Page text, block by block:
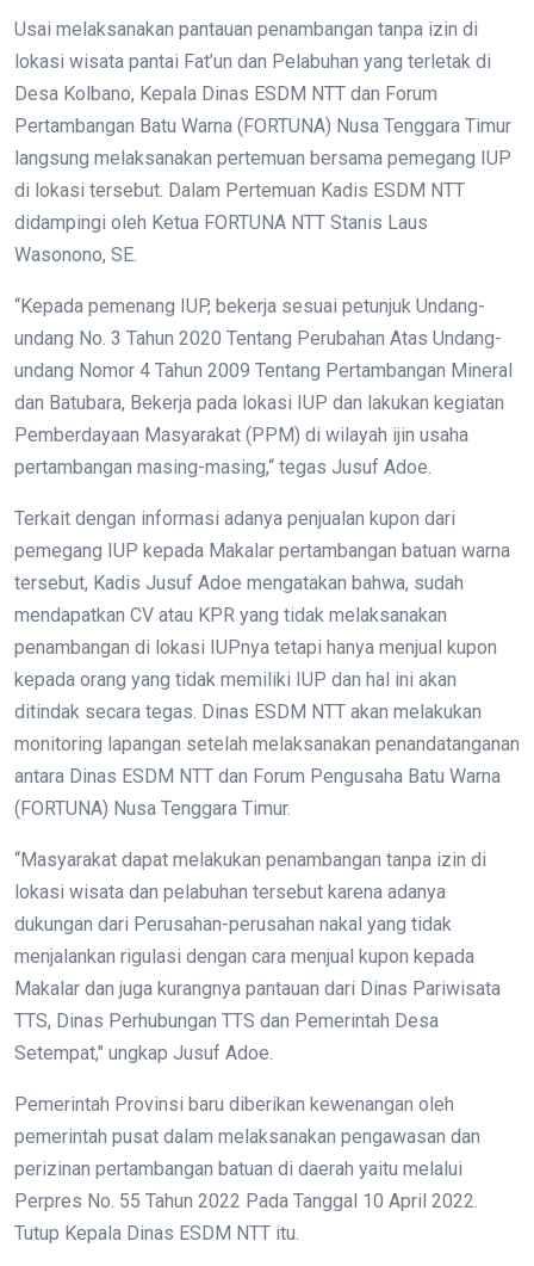
Usai melaksanakan pantauan penambangan tanpa izin di
lokasi wisata pantai Fat’un dan Pelabuhan yang terletak di
Desa Kolbano, Kepala Dinas ESDM NTT dan Forum
Pertambangan Batu Warna (FORTUNA) Nusa Tenggara Timur
langsung melaksanakan pertemuan bersama pemegang IUP
di lokasi tersebut. Dalam Pertemuan Kadis ESDM NTT
didampingi oleh Ketua FORTUNA NTT Stanis Laus
Wasonono, SE.
“Kepada pemenang IUP, bekerja sesuai petunjuk Undang-
undang No. 3 Tahun 2020 Tentang Perubahan Atas Undang-
undang Nomor 4 Tahun 2009 Tentang Pertambangan Mineral
dan Batubara, Bekerja pada lokasi IUP dan lakukan kegiatan
Pemberdayaan Masyarakat (PPM) di wilayah ijin usaha
pertambangan masing-masing,“ tegas Jusuf Adoe.
Terkait dengan informasi adanya penjualan kupon dari
pemegang IUP kepada Makalar pertambangan batuan warna
tersebut, Kadis Jusuf Adoe mengatakan bahwa, sudah
mendapatkan CV atau KPR yang tidak melaksanakan
penambangan di lokasi IUPnya tetapi hanya menjual kupon
kepada orang yang tidak memiliki IUP dan hal ini akan
ditindak secara tegas. Dinas ESDM NTT akan melakukan
monitoring lapangan setelah melaksanakan penandatanganan
antara Dinas ESDM NTT dan Forum Pengusaha Batu Warna
(FORTUNA) Nusa Tenggara Timur.
“Masyarakat dapat melakukan penambangan tanpa izin di
lokasi wisata dan pelabuhan tersebut karena adanya
dukungan dari Perusahan-perusahan nakal yang tidak
menjalankan rigulasi dengan cara menjual kupon kepada
Makalar dan juga kurangnya pantauan dari Dinas Pariwisata
TTS, Dinas Perhubungan TTS dan Pemerintah Desa
Setempat," ungkap Jusuf Adoe.
Pemerintah Provinsi baru diberikan kewenangan oleh
pemerintah pusat dalam melaksanakan pengawasan dan
perizinan pertambangan batuan di daerah yaitu melalui
Perpres No. 55 Tahun 2022 Pada Tanggal 10 April 2022.
Tutup Kepala Dinas ESDM NTT itu.